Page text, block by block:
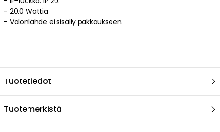
- 20.0 Wattia
- Valonlähde ei sisälly pakkaukseen.
Tuotetiedot
Tuotemerkistä